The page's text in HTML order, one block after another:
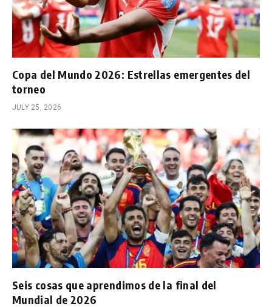
Copa del Mundo 2026: Estrellas emergentes del
torneo
JULY 25, 2026
Seis cosas que aprendimos de la final del
Mundial de 2026